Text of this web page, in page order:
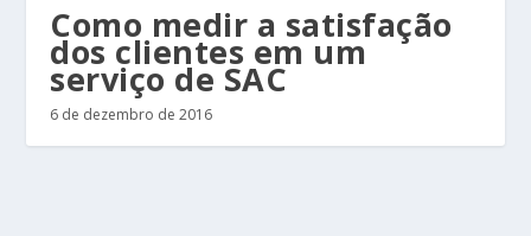
Como medir a satisfação
dos clientes em um
serviço de SAC
6 de dezembro de 2016